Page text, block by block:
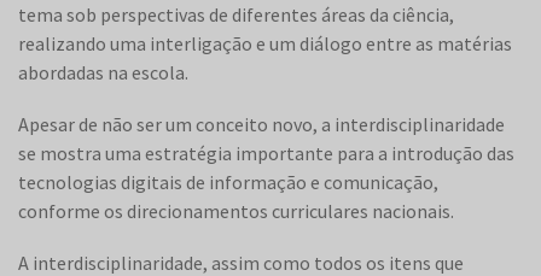
tema sob perspectivas de diferentes áreas da ciência,
realizando uma interligação e um diálogo entre as matérias
abordadas na escola.
Apesar de não ser um conceito novo, a interdisciplinaridade
se mostra uma estratégia importante para a introdução das
tecnologias digitais de informação e comunicação,
conforme os direcionamentos curriculares nacionais.
A interdisciplinaridade, assim como todos os itens que